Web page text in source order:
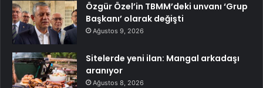
Özgür Özel’in TBMM’deki unvanı ‘Grup
Başkanı’ olarak değişti
Ağustos 9, 2026
Sitelerde yeni ilan: Mangal arkadaşı
aranıyor
Ağustos 8, 2026